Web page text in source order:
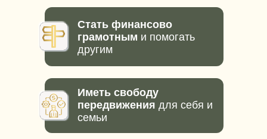
Стать финансово
грамотным и помогать
другим
Иметь свободу
передвижения для себя и
семьи